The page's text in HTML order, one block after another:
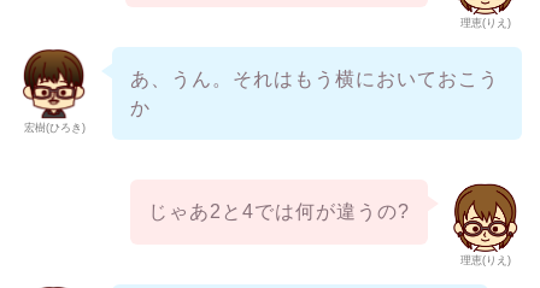
理恵(りえ)
宏樹(ひろき)
あ、うん。それはもう横においておこう
か
理恵(りえ)
じゃあ2と4では何が違うの?